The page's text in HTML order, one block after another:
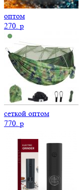
оптом
270. p
сеткой оптом
770. p